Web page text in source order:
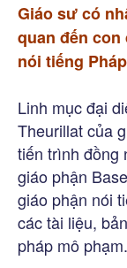
Giáo sư có
quan đến
nói tiếng
Linh mục đại
Theurillat của
tiến trình đồng
giáo phận
giáo phận nói
các tài liệu,
pháp mô phạm.